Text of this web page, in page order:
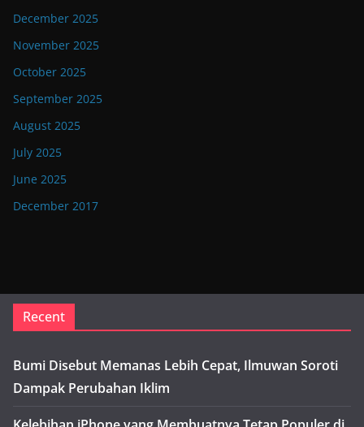
December 2025
November 2025
October 2025
September 2025
August 2025
July 2025
June 2025
December 2017
Recent
Bumi Disebut Memanas Lebih Cepat, Ilmuwan Soroti
Dampak Perubahan Iklim